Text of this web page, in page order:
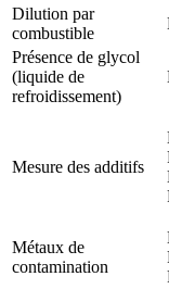
Dilution par
combustible
Présence de glycol
(liquide de
refroidissement)
Mesure des additifs
Métaux de
contamination